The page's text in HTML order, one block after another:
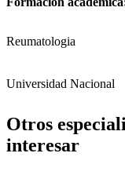
Reumatologia
Universidad Nacional
Otros
interesar